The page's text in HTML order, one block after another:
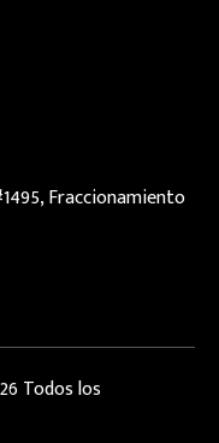
Fraccionamiento
Todos los